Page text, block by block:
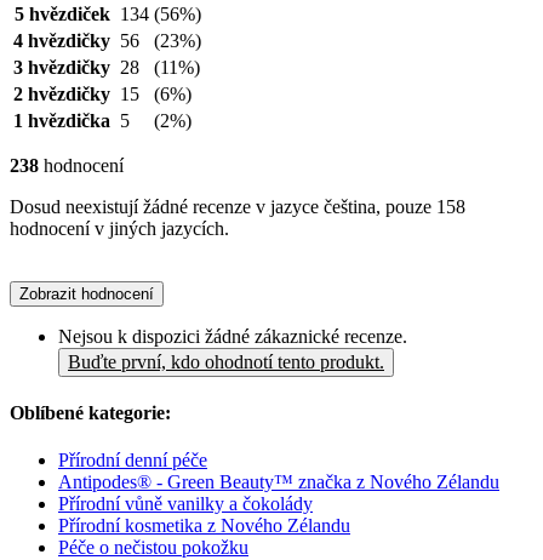
5 hvězdiček 134 (56%)
4 hvězdičky 56
(23%)
3 hvězdičky 28
(11%)
2 hvězdičky 15
(6%)
1 hvězdička 5 (2%)
238 hodnocení
Dosud neexistují žádné recenze v jazyce čeština, pouze 158
hodnocení v jiných jazycích.
Zobrazit hodnocení
Nejsou k dispozici žádné zákaznické recenze.
Buďte první, kdo ohodnotí tento produkt.
Oblíbené kategorie:
Přírodní denní péče
Antipodes® - Green Beauty™ značka z Nového Zélandu
Přírodní vůně vanilky a čokolády
Přírodní kosmetika z Nového Zélandu
Péče o nečistou pokožku